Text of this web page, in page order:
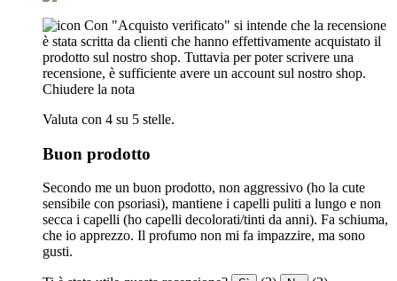
Con "Acquisto verificato" si intende che la recensione
è stata scritta da clienti che hanno effettivamente acquistato il
prodotto sul nostro shop. Tuttavia per poter scrivere una
recensione, è sufficiente avere un account sul nostro shop.
Chiudere la nota
Valuta con 4 su 5 stelle.
Buon prodotto
Secondo me un buon prodotto, non aggressivo (ho la cute
sensibile con psoriasi), mantiene i capelli puliti a lungo e non
secca i capelli (ho capelli decolorati/tinti da anni). Fa schiuma,
che io apprezzo. Il profumo non mi fa impazzire, ma sono
gusti.